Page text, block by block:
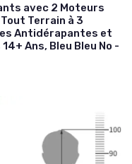
avec 2 Moteurs
Terrain à 3
Antidérapantes et
Ans, Bleu Bleu No -